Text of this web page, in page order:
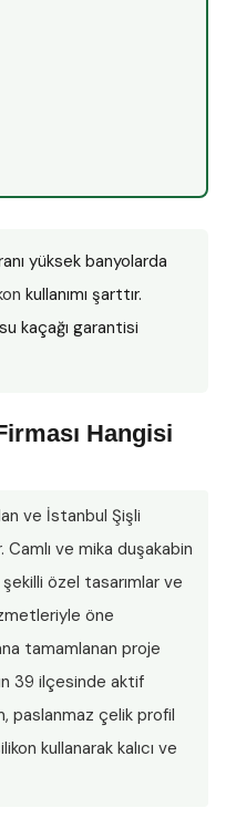
yüksek banyolarda
kullanımı şarttır.
kaçağı garantisi
Hangisi
ve İstanbul Şişli
Camlı ve mika duşakabin
özel tasarımlar ve
öne
tamamlanan proje
39 ilçesinde aktif
paslanmaz çelik profil
kullanarak kalıcı ve